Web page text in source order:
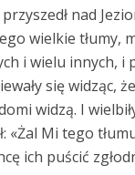
przyszedł nad
wielkie tłumy,
i wielu innych, i
się widząc,
widzą. I
«Żal Mi tego
ich puścić